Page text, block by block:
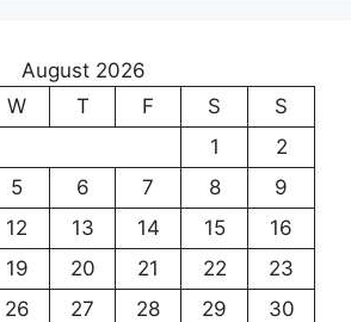
August 2026
W T F S
S
1
2
5 6 7 8
9
12 13 14 15
16
19 20 21 22
23
26 27 28 29
30